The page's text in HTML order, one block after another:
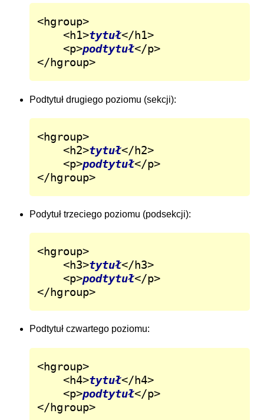
<hgroup>
	<h1>
tytuł</h1>
	<p>
podtytuł</p>
</hgroup>
Podtytuł drugiego poziomu (sekcji):
<hgroup>
	<h2>
tytuł</h2>
	<p>
podtytuł</p>
</hgroup>
Podytuł trzeciego poziomu (podsekcji):
<hgroup>
	<h3>
tytuł</h3>
	<p>
podtytuł</p>
</hgroup>
Podtytuł czwartego poziomu:
<hgroup>
	<h4>
tytuł</h4>
	<p>
podtytuł</p>
</hgroup>